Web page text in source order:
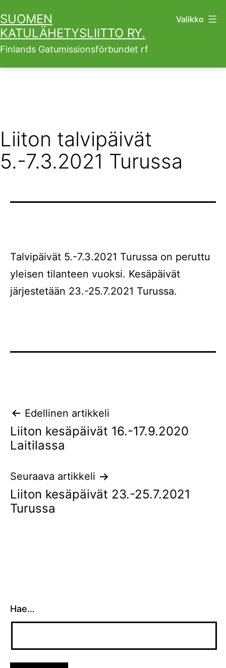
sisältöön
SUOMEN
KATULÄHETYSLIITTO RY.
Finlands Gatumissionsförbundet rf
Valikko
Liiton talvipäivät
5.-7.3.2021 Turussa
Talvipäivät 5.-7.3.2021 Turussa on peruttu
yleisen tilanteen vuoksi. Kesäpäivät
järjestetään 23.-25.7.2021 Turussa.
Artikkelien
selaus
Edellinen artikkeli
Liiton kesäpäivät 16.-17.9.2020
Laitilassa
Seuraava artikkeli
Liiton kesäpäivät 23.-25.7.2021
Turussa
Hae…